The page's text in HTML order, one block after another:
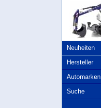
Neuheiten
Hersteller
Automarken
Suche